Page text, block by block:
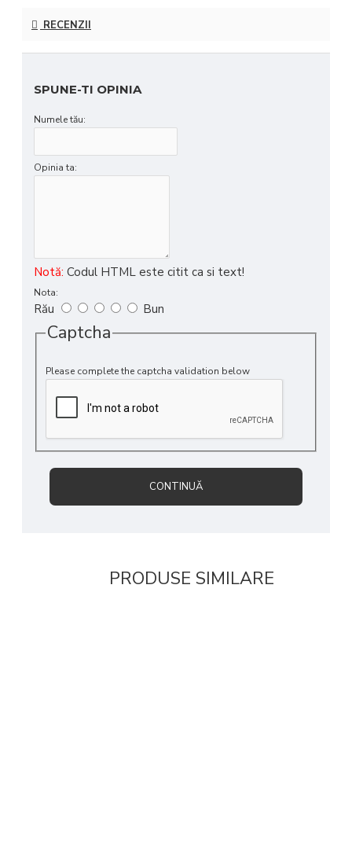
RECENZII
SPUNE-TI OPINIA
Numele tău:
Opinia ta:
Notă: Codul HTML este citit ca si text!
Nota:
Rău Bun
Captcha
Please complete the captcha validation below
CONTINUĂ
PRODUSE SIMILARE